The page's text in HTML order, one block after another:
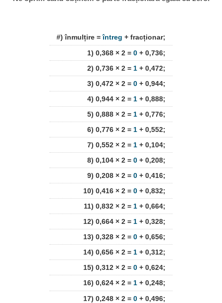
#) înmulțire =întreg + fracționar;
1) 0,368 × 2 = 0 + 0,736;
2) 0,736 × 2 = 1 + 0,472;
3) 0,472 × 2 = 0 + 0,944;
4) 0,944 × 2 = 1 + 0,888;
5) 0,888 × 2 = 1 + 0,776;
6) 0,776 × 2 = 1 + 0,552;
7) 0,552 × 2 = 1 + 0,104;
8) 0,104 × 2 = 0 + 0,208;
9) 0,208 × 2 = 0 + 0,416;
10) 0,416 × 2 = 0 + 0,832;
11) 0,832 × 2 = 1 + 0,664;
12) 0,664 × 2 = 1 + 0,328;
13) 0,328 × 2 = 0 + 0,656;
14) 0,656 × 2 = 1 + 0,312;
15) 0,312 × 2 = 0 + 0,624;
16) 0,624 × 2 = 1 + 0,248;
17) 0,248 × 2 = 0 + 0,496;